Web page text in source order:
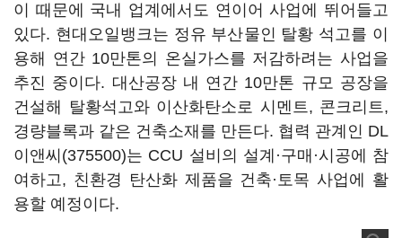
이 때문에 국내 업계에서도 연이어 사업에 뛰어들고
있다. 현대오일뱅크는 정유 부산물인 탈황 석고를 이
용해 연간 10만톤의 온실가스를 저감하려는 사업을
추진 중이다. 대산공장 내 연간 10만톤 규모 공장을
건설해 탈황석고와 이산화탄소로 시멘트, 콘크리트,
경량블록과 같은 건축소재를 만든다. 협력 관계인 DL
이앤씨(375500)는 CCU 설비의 설계·구매·시공에 참
여하고, 친환경 탄산화 제품을 건축·토목 사업에 활
용할 예정이다.